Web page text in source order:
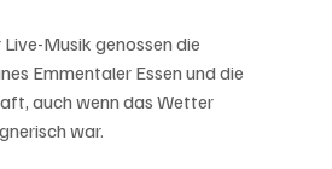
Musik genossen die
Emmentaler Essen und die
auch wenn das Wetter
war.